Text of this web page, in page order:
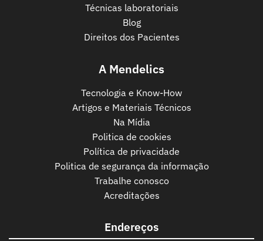
Técnicas laboratoriais
Blog
Direitos dos Pacientes
A Mendelics
Tecnologia e Know-How
Artigos e Materiais Técnicos
Na Mídia
Politica de cookies
Política de privacidade
Politica de segurança da informação
Trabalhe conosco
Acreditações
Endereços